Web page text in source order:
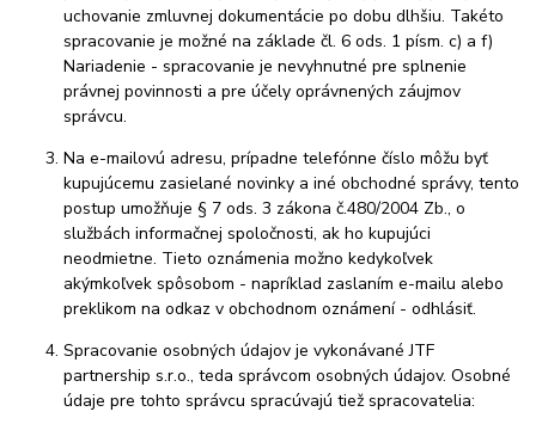
uchovanie zmluvnej dokumentácie po dobu dlhšiu. Takéto
spracovanie je možné na základe čl. 6 ods. 1 písm. c) a f)
Nariadenie - spracovanie je nevyhnutné pre splnenie
právnej povinnosti a pre účely oprávnených záujmov
správcu.
Na e-mailovú adresu, prípadne telefónne číslo môžu byť
kupujúcemu zasielané novinky a iné obchodné správy, tento
postup umožňuje § 7 ods. 3 zákona č.480/2004 Zb., o
službách informačnej spoločnosti, ak ho kupujúci
neodmietne. Tieto oznámenia možno kedykoľvek
akýmkoľvek spôsobom - napríklad zaslaním e-mailu alebo
preklikom na odkaz v obchodnom oznámení - odhlásiť.
Spracovanie osobných údajov je vykonávané JTF
partnership s.r.o., teda správcom osobných údajov. Osobné
údaje pre tohto správcu spracúvajú tiež spracovatelia: